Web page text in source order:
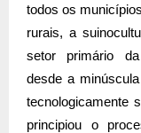
todos os
rurais, a
setor primário
desde a
tecnologicamente
principiou o